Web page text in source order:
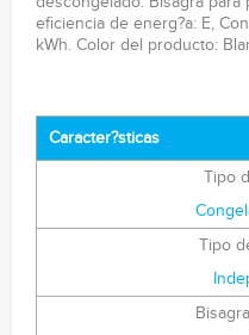
eficiencia de energ?a: E,
kWh. Color del producto:
Caracter?sticas
Tipo
Tipo